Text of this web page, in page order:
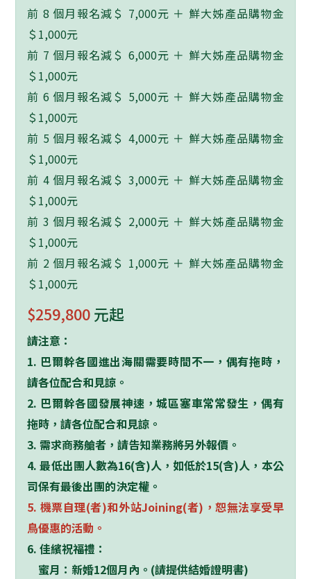
前 8 個月報名減＄ 7,000元 ＋ 鮮大姊產品購物金
＄1,000元
前 7 個月報名減＄ 6,000元 ＋ 鮮大姊產品購物金
＄1,000元
前 6 個月報名減＄ 5,000元 ＋ 鮮大姊產品購物金
＄1,000元
前 5 個月報名減＄ 4,000元 ＋ 鮮大姊產品購物金
＄1,000元
前 4 個月報名減＄ 3,000元 ＋ 鮮大姊產品購物金
＄1,000元
前 3 個月報名減＄ 2,000元 ＋ 鮮大姊產品購物金
＄1,000元
前 2 個月報名減＄ 1,000元 ＋ 鮮大姊產品購物金
＄1,000元
$259,800元起
請注意：
1. 巴爾幹各國進出海關需要時間不一，偶有拖時，
請各位配合和見諒。
2. 巴爾幹各國發展神速，城區塞車常常發生，偶有
拖時，請各位配合和見諒。
3. 需求商務艙者，請告知業務將另外報價。
4. 最低出團人數為16(含)人，如低於15(含)人，本公
司保有最後出團的決定權。
5. 機票自理(者)和外站Joining(者)，恕無法享受早
鳥優惠的活動。
6. 佳繽祝福禮：
蜜月：新婚12個月內。(請提供結婚證明書)